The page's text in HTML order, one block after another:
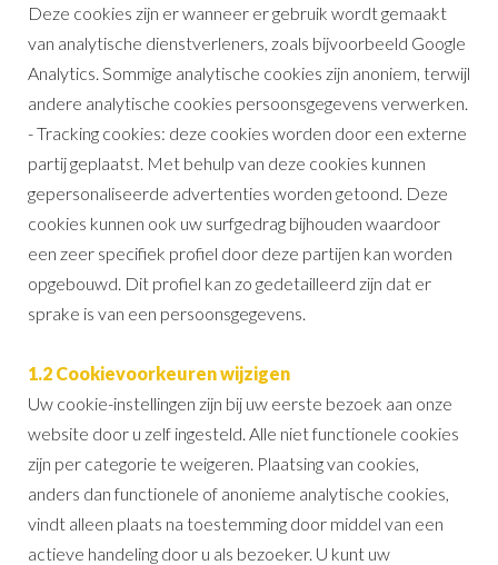
Deze cookies zijn er wanneer er gebruik wordt gemaakt
van analytische dienstverleners, zoals bijvoorbeeld Google
Analytics. Sommige analytische cookies zijn anoniem, terwijl
andere analytische cookies persoonsgegevens verwerken.
- Tracking cookies: deze cookies worden door een externe
partij geplaatst. Met behulp van deze cookies kunnen
gepersonaliseerde advertenties worden getoond. Deze
cookies kunnen ook uw surfgedrag bijhouden waardoor
een zeer specifiek profiel door deze partijen kan worden
opgebouwd. Dit profiel kan zo gedetailleerd zijn dat er
sprake is van een persoonsgegevens.
1.2 Cookievoorkeuren wijzigen
Uw cookie-instellingen zijn bij uw eerste bezoek aan onze
website door u zelf ingesteld. Alle niet functionele cookies
zijn per categorie te weigeren. Plaatsing van cookies,
anders dan functionele of anonieme analytische cookies,
vindt alleen plaats na toestemming door middel van een
actieve handeling door u als bezoeker. U kunt uw